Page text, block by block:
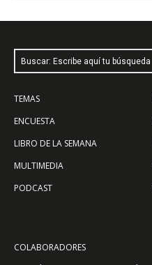
Buscar: Escribe aquí tu búsqueda
TEMAS
ENCUESTA
LIBRO DE LA SEMANA
MULTIMEDIA
PODCAST
COLABORADORES